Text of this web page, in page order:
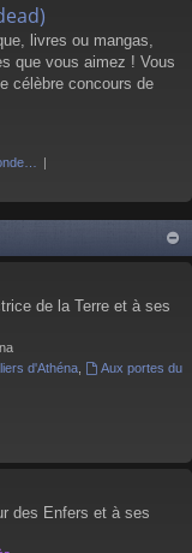
livres ou mangas,
que vous aimez ! Vous
célèbre concours de
de la Terre et à ses
d'Athéna,
Aux portes du
des Enfers et à ses